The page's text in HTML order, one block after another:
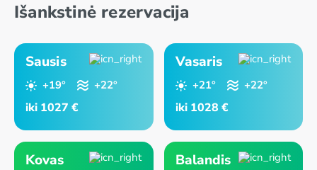
Išankstinė rezervacija
Sausis
+19° +22°
iki 1027 €
Vasaris
+21° +22°
iki 1028 €
Kovas Balandis